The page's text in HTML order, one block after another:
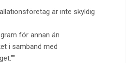
är inte skyldig
för annan än
i samband med